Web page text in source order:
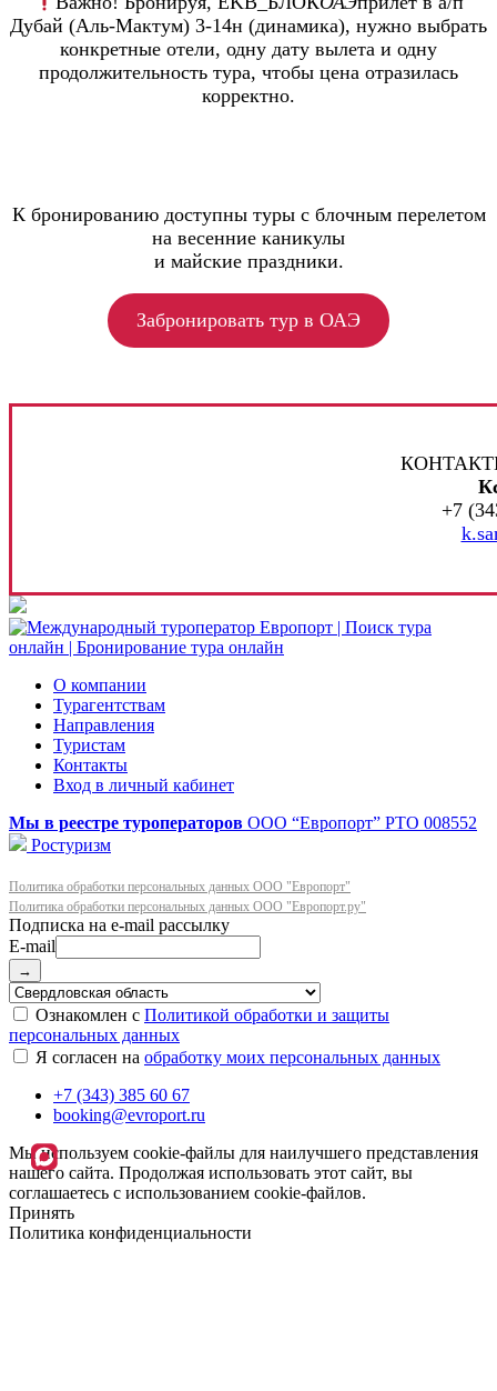
Дубай (Аль-Мактум) 3-14н (динамика), нужно выбрать
конкретные отели, одну дату вылета и одну
продолжительность тура, чтобы цена отразилась
корректно.
К бронированию доступны туры с блочным перелетом
на весенние каникулы
и майские праздники.
Забронировать тур в ОАЭ
+7
О компании
Турагентствам
Направления
Туристам
Контакты
Вход в личный кабинет
Мы в реестре туроператоров ООО “Европорт” РТО 008552
Ростуризм
Политика обработки персональных данных ООО "Европорт"
Политика обработки персональных данных ООО "Европорт.ру"
E-mail
→
Ознакомлен с Политикой обработки и защиты
персональных данных
Я согласен на обработку моих персональных данных
+7 (343) 385 60 67
booking@evroport.ru
Мы используем cookie-файлы для наилучшего представления
нашего сайта. Продолжая использовать этот сайт, вы
соглашаетесь с использованием cookie-файлов.
Принять
Политика конфиденциальности